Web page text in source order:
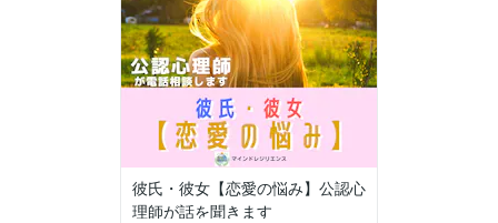
彼氏・彼女【恋愛の悩み】公認心
理師が話を聞きます